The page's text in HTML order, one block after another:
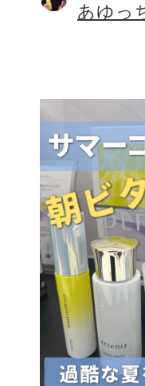
あゆっ